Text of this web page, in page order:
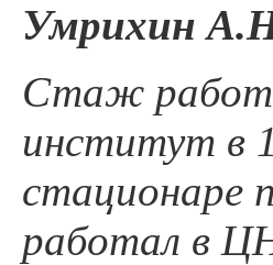
Умрихин
Стаж
институт в
стационаре
работал в